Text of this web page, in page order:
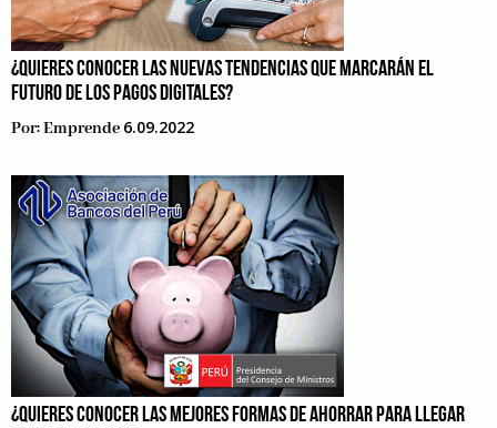
¿QUIERES CONOCER LAS NUEVAS TENDENCIAS QUE MARCARÁN EL
FUTURO DE LOS PAGOS DIGITALES?
Por:Emprende 6.09.2022
¿QUIERES CONOCER LAS MEJORES FORMAS DE AHORRAR PARA LLEGAR